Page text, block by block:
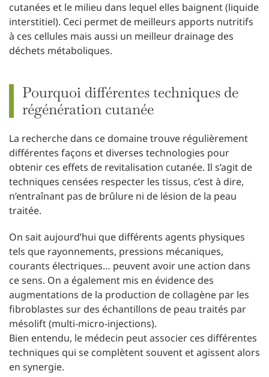
cutanées et le milieu dans lequel elles baignent (liquide
interstitiel). Ceci permet de meilleurs apports nutritifs
à ces cellules mais aussi un meilleur drainage des
déchets métaboliques.
Pourquoi différentes techniques de
régénération cutanée
La recherche dans ce domaine trouve régulièrement
différentes façons et diverses technologies pour
obtenir ces effets de revitalisation cutanée. Il s’agit de
techniques censées respecter les tissus, c’est à dire,
n’entraînant pas de brûlure ni de lésion de la peau
traitée.
On sait aujourd’hui que différents agents physiques
tels que rayonnements, pressions mécaniques,
courants électriques… peuvent avoir une action dans
ce sens. On a également mis en évidence des
augmentations de la production de collagène par les
fibroblastes sur des échantillons de peau traités par
mésolift (multi-micro-injections).
Bien entendu, le médecin peut associer ces différentes
techniques qui se complètent souvent et agissent alors
en synergie.